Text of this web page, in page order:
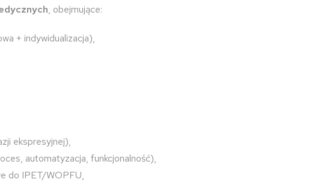
, obejmujące:
+ indywidualizacja),
ekspresyjnej),
automatyzacja, funkcjonalność),
do IPET/WOPFU,